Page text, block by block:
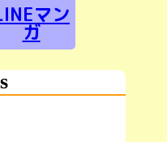
マン
ガ